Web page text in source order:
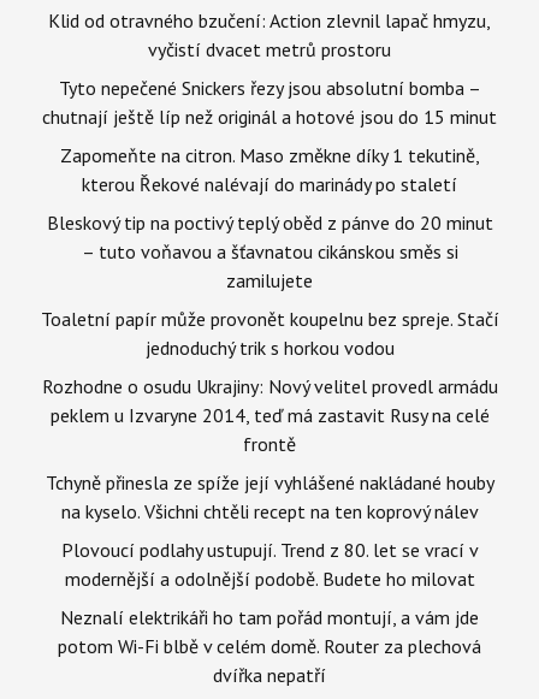
Klid od otravného bzučení: Action zlevnil lapač hmyzu,
vyčistí dvacet metrů prostoru
Tyto nepečené Snickers řezy jsou absolutní bomba –
chutnají ještě líp než originál a hotové jsou do 15 minut
Zapomeňte na citron. Maso změkne díky 1 tekutině,
kterou Řekové nalévají do marinády po staletí
Bleskový tip na poctivý teplý oběd z pánve do 20 minut
– tuto voňavou a šťavnatou cikánskou směs si
zamilujete
Toaletní papír může provonět koupelnu bez spreje. Stačí
jednoduchý trik s horkou vodou
Rozhodne o osudu Ukrajiny: Nový velitel provedl armádu
peklem u Izvaryne 2014, teď má zastavit Rusy na celé
frontě
Tchyně přinesla ze spíže její vyhlášené nakládané houby
na kyselo. Všichni chtěli recept na ten koprový nálev
Plovoucí podlahy ustupují. Trend z 80. let se vrací v
modernější a odolnější podobě. Budete ho milovat
Neznalí elektrikáři ho tam pořád montují, a vám jde
potom Wi-Fi blbě v celém domě. Router za plechová
dvířka nepatří